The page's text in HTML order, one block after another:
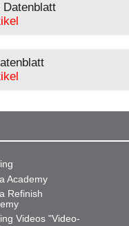
Datenblatt
Academy
Refinish
Videos "Video-